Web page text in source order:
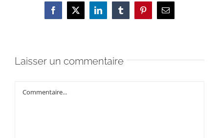
Facebook
X LinkedInTumblrPinterestEmail
Laisser un commentaire
Commentaire